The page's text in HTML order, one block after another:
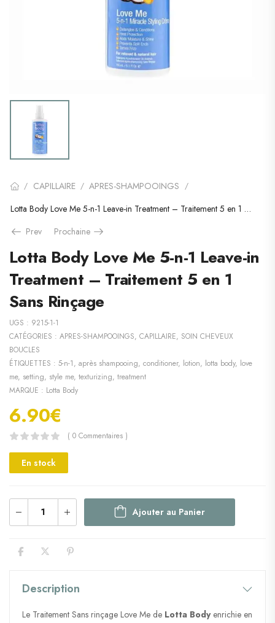
/ CAPILLAIRE / APRES-SHAMPOOINGS /
Lotta Body Love Me 5-n-1 Leave-in Treatment – Traitement 5 en 1 Sans Rinçage
Prev
Prochaine
Lotta Body Love Me 5-n-1 Leave-in
Treatment – Traitement 5 en 1
Sans Rinçage
UGS : 9215-1-1
CATÉGORIES : APRES-SHAMPOOINGS, CAPILLAIRE, SOIN CHEVEUX
BOUCLES
ÉTIQUETTES : 5-n-1, après shampooing, conditioner, lotion, lotta body, love
me, setting, style me, texturizing, treatment
MARQUE : Lotta Body
6.90€
( 0 Commentaires )
En stock
Ajouter au Panier
Description
Le Traitement Sans rinçage Love Me de Lotta Body enrichie en